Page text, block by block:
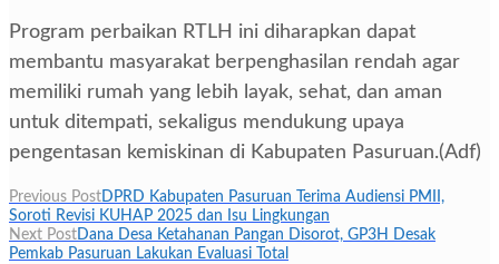
Program perbaikan RTLH ini diharapkan dapat
membantu masyarakat berpenghasilan rendah agar
memiliki rumah yang lebih layak, sehat, dan aman
untuk ditempati, sekaligus mendukung upaya
pengentasan kemiskinan di Kabupaten Pasuruan.(Adf)
Navigasi
pos
Previous PostDPRD Kabupaten Pasuruan Terima Audiensi PMII,
Soroti Revisi KUHAP 2025 dan Isu Lingkungan
Next PostDana Desa Ketahanan Pangan Disorot, GP3H Desak
Pemkab Pasuruan Lakukan Evaluasi Total